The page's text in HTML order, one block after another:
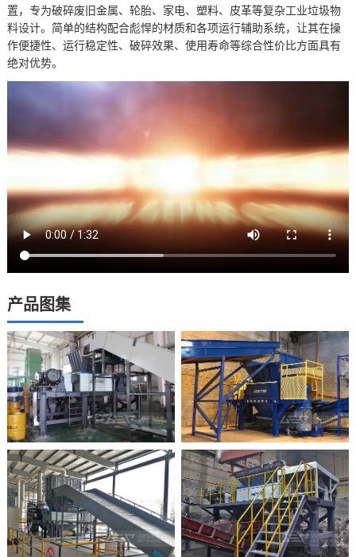
置，专为破碎废旧金属、轮胎、家电、塑料、皮革等复杂工业垃圾物
料设计。简单的结构配合彪悍的材质和各项运行辅助系统，让其在操
作便捷性、运行稳定性、破碎效果、使用寿命等综合性价比方面具有
绝对优势。
产品图集